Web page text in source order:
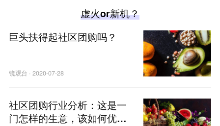
虚火or新机？
巨头扶得起社区团购吗？
镜观台 ·2020-07-28
社区团购行业分析：这是一
门怎样的生意，该如何优